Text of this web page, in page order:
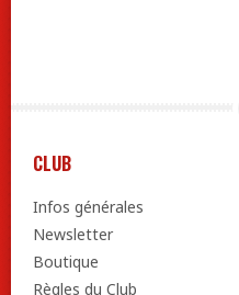
CLUB
Infos générales
Newsletter
Boutique
Règles du Club